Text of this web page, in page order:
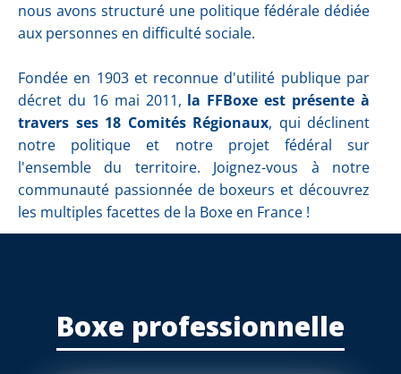
nous avons structuré une politique fédérale dédiée
aux personnes en difficulté sociale.
Fondée en 1903 et reconnue d'utilité publique par
décret du 16 mai 2011, la FFBoxe est présente à
travers ses 18 Comités Régionaux, qui déclinent
notre politique et notre projet fédéral sur
l'ensemble du territoire. Joignez-vous à notre
communauté passionnée de boxeurs et découvrez
les multiples facettes de la Boxe en France !
Boxe professionnelle